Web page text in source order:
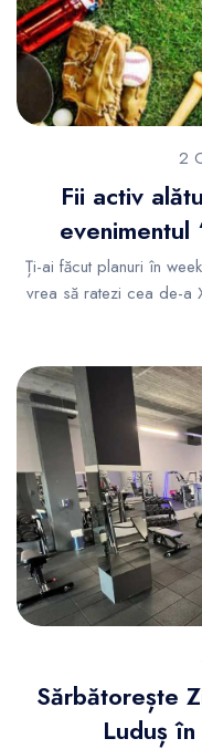
2
Fii activ
evenimentul
Ți-ai făcut planuri în
vrea să ratezi cea de-a
Sărbătorește
Luduș